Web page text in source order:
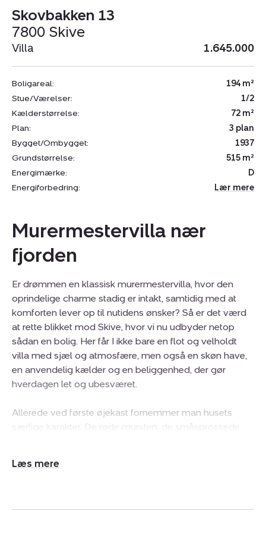
Skovbakken 13
7800 Skive
Villa 1.645.000
Boligareal:
194 m²
Stue/Værelser:
1/2
Kælderstørrelse:
72 m²
Plan:
3 plan
Bygget/Ombygget:
1937
Grundstørrelse:
515 m²
Energimærke:
D
Energiforbedring:
Lær mere
Murermestervilla nær
fjorden
Er drømmen en klassisk murermestervilla, hvor den
oprindelige charme stadig er intakt, samtidig med at
komforten lever op til nutidens ønsker? Så er det værd
at rette blikket mod Skive, hvor vi nu udbyder netop
sådan en bolig. Her får I ikke bare en flot og velholdt
villa med sjæl og atmosfære, men også en skøn have,
en anvendelig kælder og en beliggenhed, der gør
hverdagen let og ubesværet.
Allerede ved første øjekast fornemmer man husets
særlige karakter. De røde mursten, de småsprossede
sig over hele 194 etagemeter med plads til både
På førstesalen finder I et stort værelse med udgang til